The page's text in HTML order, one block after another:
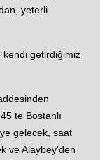
yeterli
kendi getirdiğimiz
te Bostanlı
gelecek, saat
ve Alaybey’den